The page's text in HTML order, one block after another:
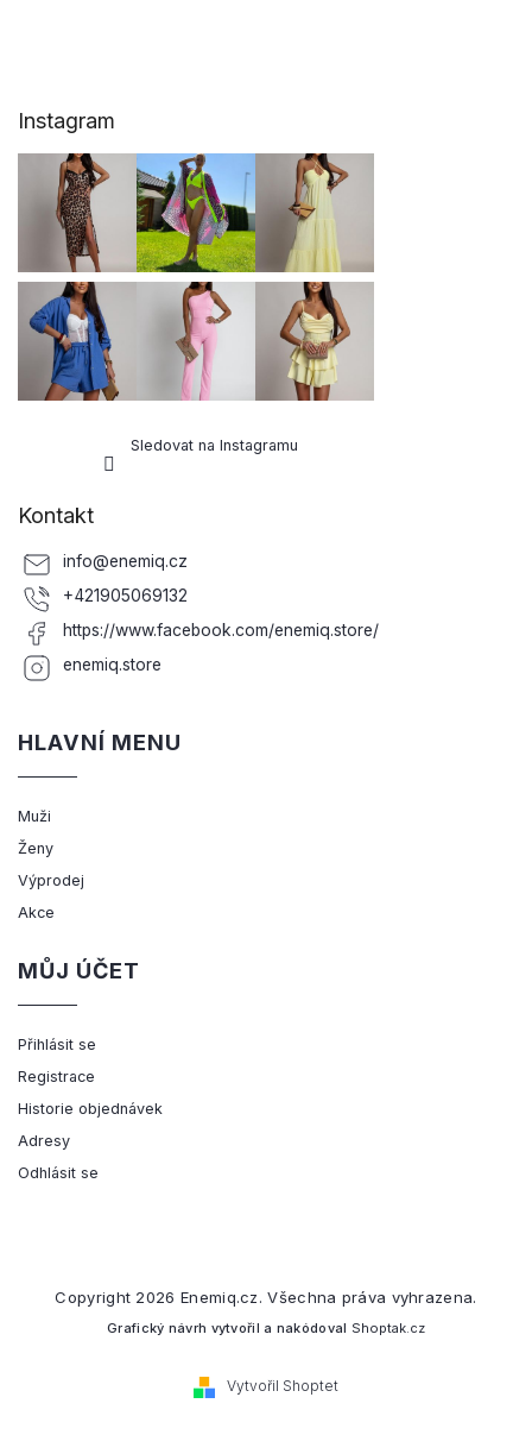
Instagram
Sledovat na Instagramu
Kontakt
info@enemiq.cz
+421905069132
https://www.facebook.com/enemiq.store/
enemiq.store
HLAVNÍ MENU
Muži
Ženy
Výprodej
Akce
MŮJ ÚČET
Přihlásit se
Registrace
Historie objednávek
Adresy
Odhlásit se
Vytvořil Shoptet
Copyright 2026 Enemiq.cz. Všechna práva vyhrazena.
Grafický návrh vytvořil a nakódoval Shoptak.cz